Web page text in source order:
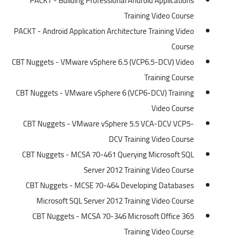
Training Video Course
PACKT - Android Application Architecture Training Video
Course
CBT Nuggets - VMware vSphere 6.5 (VCP6.5-DCV) Video
Training Course
CBT Nuggets - VMware vSphere 6 (VCP6-DCV) Training
Video Course
CBT Nuggets - VMware vSphere 5.5 VCA-DCV VCP5-
DCV Training Video Course
CBT Nuggets - MCSA 70-461 Querying Microsoft SQL
Server 2012 Training Video Course
CBT Nuggets - MCSE 70-464 Developing Databases
Microsoft SQL Server 2012 Training Video Course
CBT Nuggets - MCSA 70-346 Microsoft Office 365
Training Video Course